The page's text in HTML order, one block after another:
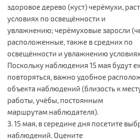
здоровое дерево (куст) черёмухи,
условиях по освещённости и
увлажнению; черёмуховые заросли
расположенные, также в средних по
освещённости и увлажнению
Поскольку наблюдения 15 мая будут
повторяться, важно удобное
объекта наблюдений (близость к
работы, учёбы, постоянным
маршрутам наблюдателя).
3. 15 мая, в середине дня посетите
наблюдений. Оцените